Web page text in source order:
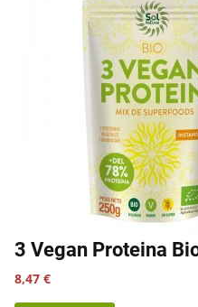
3 Vegan Proteina
Precio
8,47 €